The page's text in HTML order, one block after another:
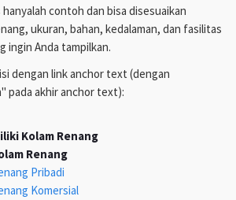
contoh dan bisa disesuaikan
ukuran, bahan, kedalaman, dan fasilitas
ingin Anda tampilkan.
dengan link anchor text (dengan
pada akhir anchor text):
Kolam Renang
Renang
Pribadi
Komersial